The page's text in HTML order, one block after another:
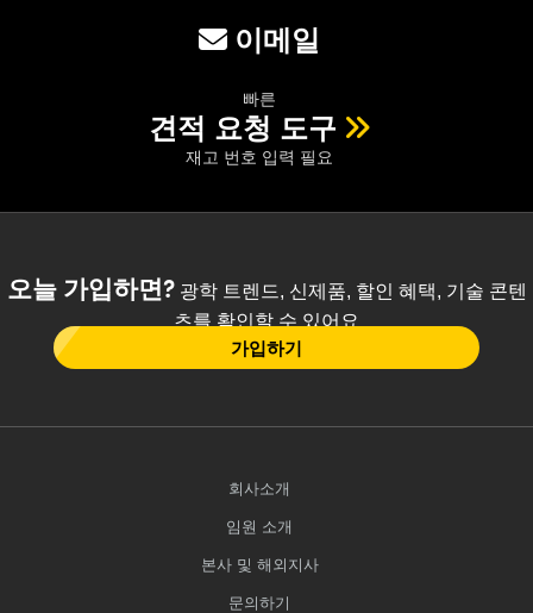
이메일
빠른
견적 요청 도구
재고 번호 입력 필요
오늘 가입하면?광학 트렌드, 신제품, 할인 혜택, 기술 콘텐
츠를 확인할 수 있어요
가입하기
회사소개
임원 소개
본사 및 해외지사
문의하기